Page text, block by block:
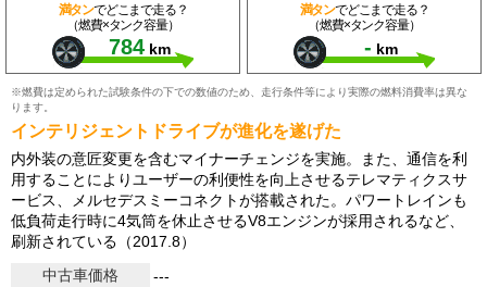
満タンでどこまで走る？
（燃費×タンク容量）
784 km
満タンでどこまで走る？
（燃費×タンク容量）
- km
※燃費は定められた試験条件の下での数値のため、走行条件等により実際の燃料消費率は異な
ります。
インテリジェントドライブが進化を遂げた
内外装の意匠変更を含むマイナーチェンジを実施。また、通信を利
用することによりユーザーの利便性を向上させるテレマティクスサ
ービス、メルセデスミーコネクトが搭載された。パワートレインも
低負荷走行時に4気筒を休止させるV8エンジンが採用されるなど、
刷新されている（2017.8）
中古車価格
---